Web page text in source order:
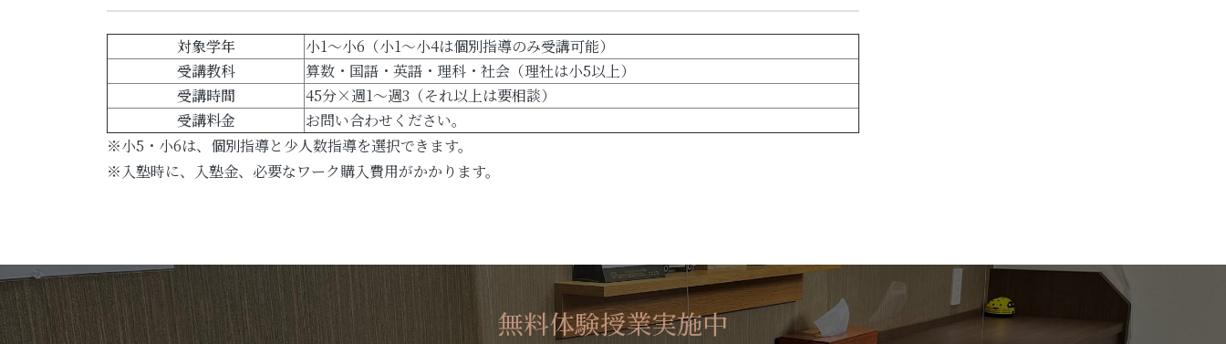
対象学年
小1～小6（小1～小4は個別指導のみ受講可能）
受講教科
算数・国語・英語・理科・社会（理社は小5以上）
受講時間
45分×週1～週3（それ以上は要相談）
受講料金
お問い合わせください。
※小5・小6は、個別指導と少人数指導を選択できます。
※入塾時に、入塾金、必要なワーク購入費用がかかります。
無料体験授業実施中